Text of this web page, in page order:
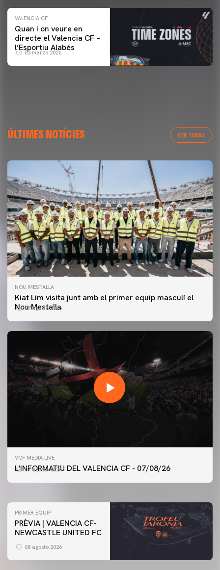
VALENCIA CF
Quan i on veure en
directe el Valencia CF –
l’Esportiu Alabés
03 marzo 2026
ÚLTIMES NOTÍCIES VER TODAS
NOU MESTALLA
Kiat Lim visita junt amb el primer equip masculí el
Nou Mestalla
07 agosto 2026
VCF MEDIA LIVE
L'INFORMATIU DEL VALENCIA CF - 07/08/26
07 agosto 2026
PRIMER EQUIP
ENTRENAMENT DEL VALENCIA CF 7/8/2026
PRIMER EQUIP
PRÈVIA | VALENCIA CF-
NEWCASTLE UNITED FC
08 agosto 2026